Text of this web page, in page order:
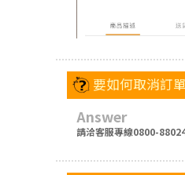
要如何取消訂
Answer
請洽客服專線0800-